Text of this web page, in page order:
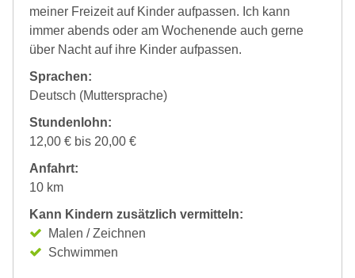
meiner Freizeit auf Kinder aufpassen. Ich kann
immer abends oder am Wochenende auch gerne
über Nacht auf ihre Kinder aufpassen.
Sprachen:
Deutsch (Muttersprache)
Stundenlohn:
12,00 € bis 20,00 €
Anfahrt:
10 km
Kann Kindern zusätzlich vermitteln:
Malen / Zeichnen
Schwimmen